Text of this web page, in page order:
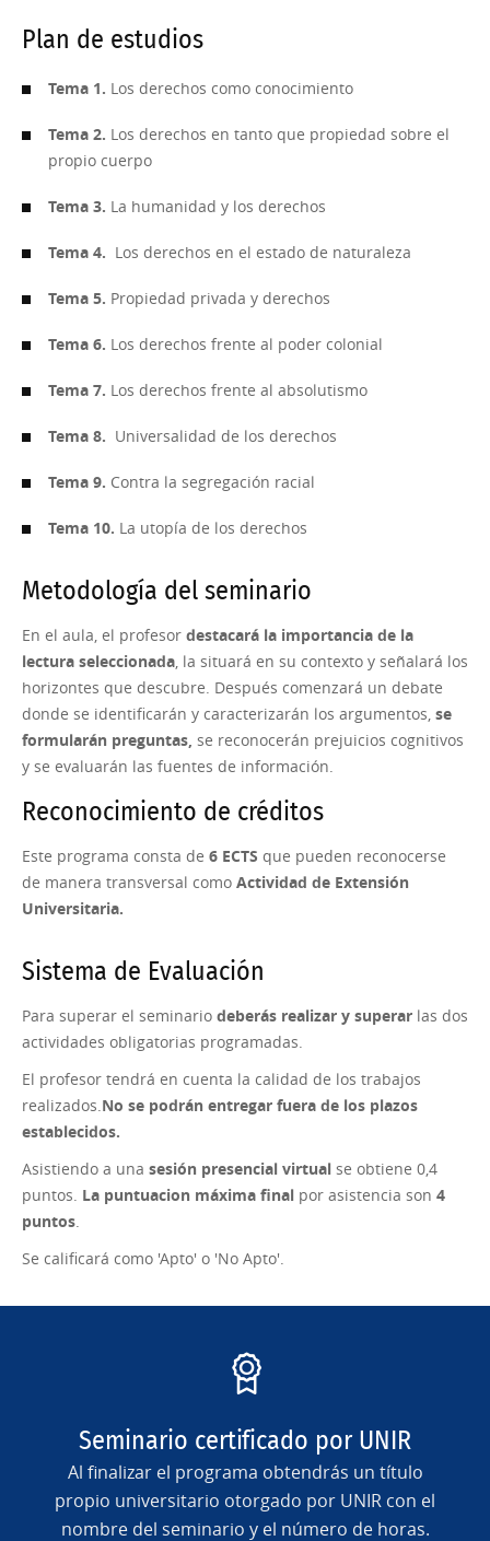
Plan de estudios
Tema 1. Los derechos como conocimiento
Tema 2. Los derechos en tanto que propiedad sobre el
propio cuerpo
Tema 3. La humanidad y los derechos
Tema 4. Los derechos en el estado de naturaleza
Tema 5. Propiedad privada y derechos
Tema 6. Los derechos frente al poder colonial
Tema 7. Los derechos frente al absolutismo
Tema 8. Universalidad de los derechos
Tema 9. Contra la segregación racial
Tema 10. La utopía de los derechos
Metodología del seminario
En el aula, el profesor destacará la importancia de la
lectura seleccionada, la situará en su contexto y señalará los
horizontes que descubre. Después comenzará un debate
donde se identificarán y caracterizarán los argumentos, se
formularán preguntas, se reconocerán prejuicios cognitivos
y se evaluarán las fuentes de información.
Reconocimiento de créditos
Este programa consta de 6 ECTS que pueden reconocerse
de manera transversal como Actividad de Extensión
Universitaria.
Sistema de Evaluación
Para superar el seminario deberás realizar y superar las dos
actividades obligatorias programadas.
El profesor tendrá en cuenta la calidad de los trabajos
realizados.No se podrán entregar fuera de los plazos
establecidos.
Asistiendo a una sesión presencial virtual se obtiene 0,4
puntos. La puntuacion máxima final por asistencia son 4
puntos.
Se calificará como 'Apto' o 'No Apto'.
Seminario certificado por UNIR
Al finalizar el programa obtendrás un título
propio universitario otorgado por UNIR con el
nombre del seminario y el número de horas.